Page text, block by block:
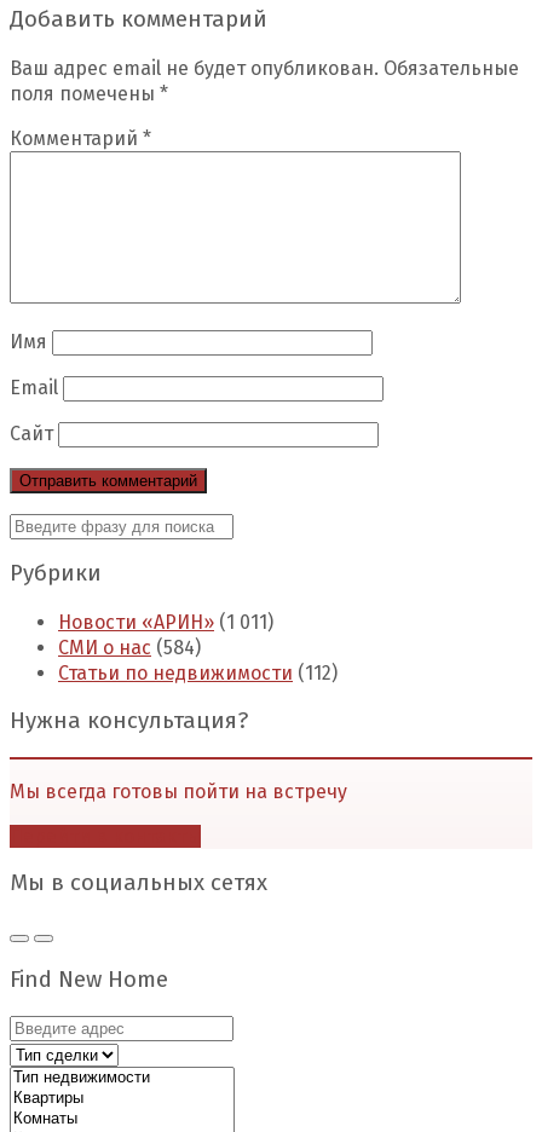
Добавить комментарий
Ваш адрес email не будет опубликован. Обязательные
поля помечены *
Комментарий *
Имя
Email
Сайт
Рубрики
Новости «АРИН» (1 011)
СМИ о нас (584)
Статьи по недвижимости (112)
Нужна консультация?
Мы всегда готовы пойти на встречу
Мы в социальных сетях
Find New Home